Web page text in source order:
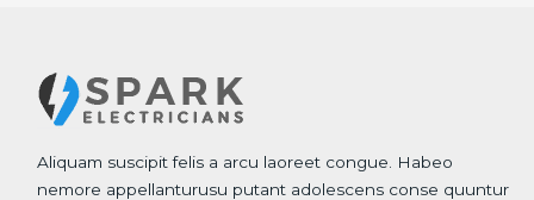
Aliquam suscipit felis a arcu laoreet congue. Habeo
nemore appellanturusu putant adolescens conse quuntur